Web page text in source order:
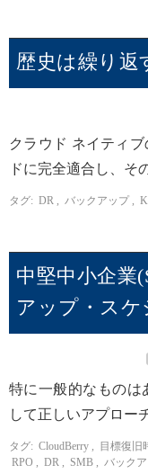
歴史は繰り返
クラウド ネイティ
ドに完全適合し、そ
タグ: DR バックアップ
中堅中小企業
アップ・スケ
特に一般的なものは
して正しいアプロー
タグ: CloudBerry 目標復旧
RPO
DR SMB バック